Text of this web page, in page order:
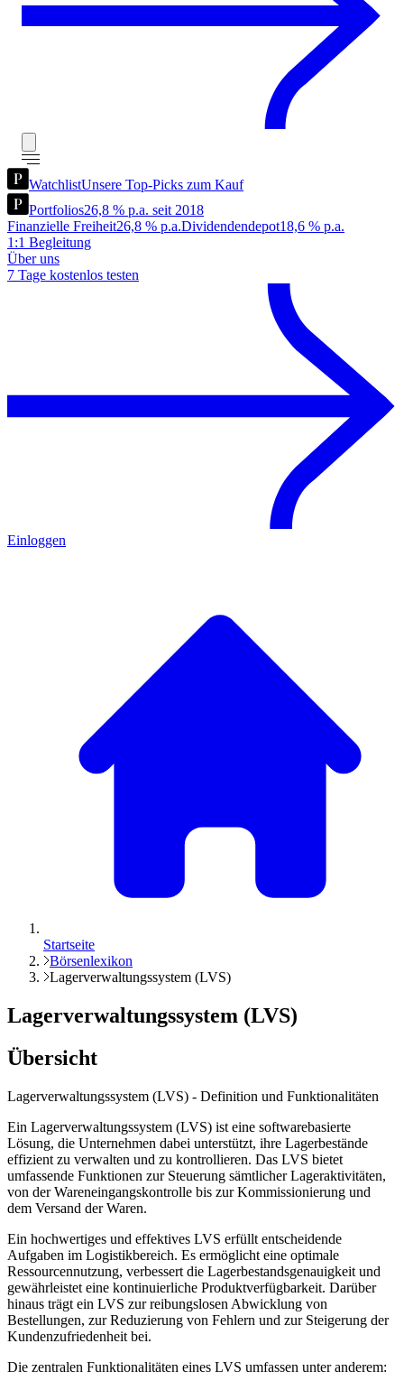
WatchlistUnsere Top-Picks zum Kauf
Portfolios26,8 % p.a. seit 2018
Finanzielle Freiheit26,8 % p.a.Dividendendepot18,6 % p.a.
1:1 Begleitung
Über uns
7 Tage kostenlos testen
Einloggen
Startseite
Börsenlexikon
Lagerverwaltungssystem (LVS)
Lagerverwaltungssystem (LVS)
Übersicht
Lagerverwaltungssystem (LVS) - Definition und Funktionalitäten
Ein Lagerverwaltungssystem (LVS) ist eine softwarebasierte
Lösung, die Unternehmen dabei unterstützt, ihre Lagerbestände
effizient zu verwalten und zu kontrollieren. Das LVS bietet
umfassende Funktionen zur Steuerung sämtlicher Lageraktivitäten,
von der Wareneingangskontrolle bis zur Kommissionierung und
dem Versand der Waren.
Ein hochwertiges und effektives LVS erfüllt entscheidende
Aufgaben im Logistikbereich. Es ermöglicht eine optimale
Ressourcennutzung, verbessert die Lagerbestandsgenauigkeit und
gewährleistet eine kontinuierliche Produktverfügbarkeit. Darüber
hinaus trägt ein LVS zur reibungslosen Abwicklung von
Bestellungen, zur Reduzierung von Fehlern und zur Steigerung der
Kundenzufriedenheit bei.
Die zentralen Funktionalitäten eines LVS umfassen unter anderem: